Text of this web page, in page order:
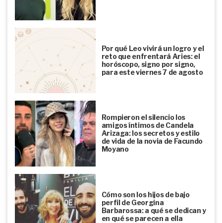
Por qué Leo vivirá un logro y el
reto que enfrentará Aries: el
horóscopo, signo por signo,
para este viernes 7 de agosto
Rompieron el silencio los
amigos íntimos de Candela
Arizaga: los secretos y estilo
de vida de la novia de Facundo
Moyano
Cómo son los hijos de bajo
perfil de Georgina
Barbarossa: a qué se dedican y
en qué se parecen a ella